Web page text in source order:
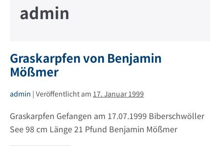
admin
Graskarpfen von Benjamin
Mößmer
admin | Veröffentlicht am 17. Januar 1999
Graskarpfen Gefangen am 17.07.1999 Biberschwöller
See 98 cm Länge 21 Pfund Benjamin Mößmer